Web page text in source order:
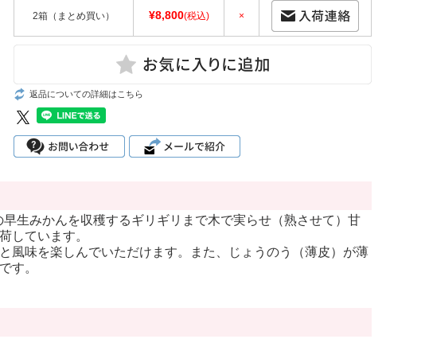
2箱（まとめ買い） ¥8,800(税込) ×
返品についての詳細はこちら
生みかんを収穫するギリギリまで木で実らせ（熟させて）甘
しています。
風味を楽しんでいただけます。また、じょうのう（薄皮）が薄
す。